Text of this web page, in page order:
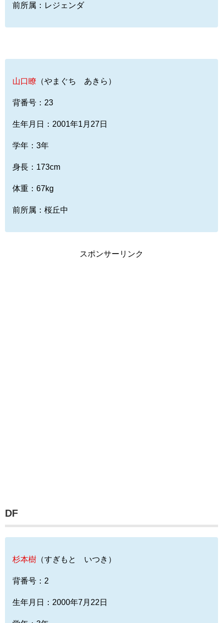
前所属：レジェンダ
山口瞭 （やまぐち あきら）
背番号：23
生年月日：2001年1月27日
学年：3年
身長：173cm
体重：67kg
前所属：桜丘中
スポンサーリンク
DF
杉本樹 （すぎもと いつき）
背番号：2
生年月日：2000年7月22日